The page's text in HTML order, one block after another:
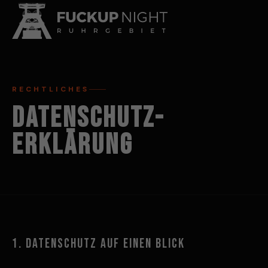
Essen
Bochum
Dortmund
Gelsenkirchen
FORMATE▾
Interne FuckUp Night
Student Edition
RECHTLICHES
DATENSCHUTZ­
ERKLÄRUNG
1. DATENSCHUTZ AUF EINEN BLICK